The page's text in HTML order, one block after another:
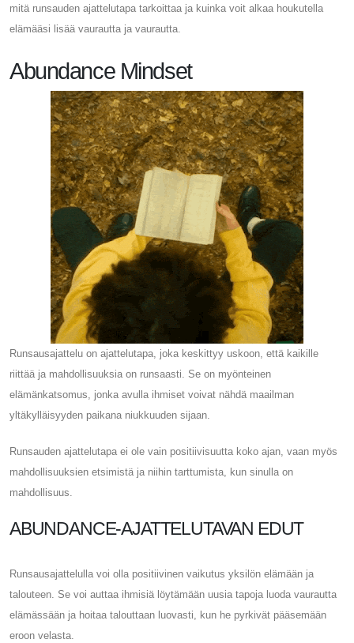
mitä runsauden ajattelutapa tarkoittaa ja kuinka voit alkaa houkutella
elämääsi lisää vaurautta ja vaurautta.
Abundance Mindset
Runsausajattelu on ajattelutapa, joka keskittyy uskoon, että kaikille
riittää ja mahdollisuuksia on runsaasti. Se on myönteinen
elämänkatsomus, jonka avulla ihmiset voivat nähdä maailman
yltäkylläisyyden paikana niukkuuden sijaan.
Runsauden ajattelutapa ei ole vain positiivisuutta koko ajan, vaan myös
mahdollisuuksien etsimistä ja niihin tarttumista, kun sinulla on
mahdollisuus.
ABUNDANCE-AJATTELUTAVAN EDUT
Runsausajattelulla voi olla positiivinen vaikutus yksilön elämään ja
talouteen. Se voi auttaa ihmisiä löytämään uusia tapoja luoda vaurautta
elämässään ja hoitaa talouttaan luovasti, kun he pyrkivät pääsemään
eroon velasta.